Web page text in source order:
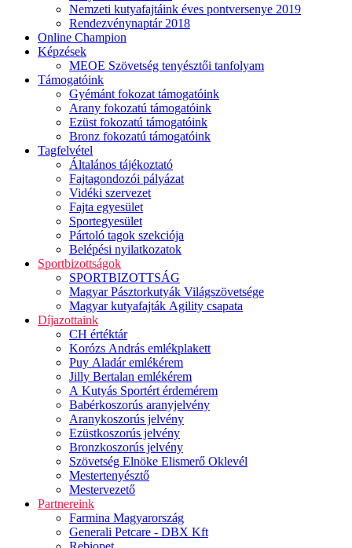
Nemzeti kutyafajtáink éves pontversenye 2019
Rendezvénynaptár 2018
Online Champion
Képzések
MEOE Szövetség tenyésztői tanfolyam
Támogatóink
Gyémánt fokozat támogatóink
Arany fokozatú támogatóink
Ezüst fokozatú támogatóink
Bronz fokozatú támogatóink
Tagfelvétel
Általános tájékoztató
Fajtagondozói pályázat
Vidéki szervezet
Fajta egyesület
Sportegyesület
Pártoló tagok szekciója
Belépési nyilatkozatok
Sportbizottságok
SPORTBIZOTTSÁG
Magyar Pásztorkutyák Világszövetsége
Magyar kutyafajták Agility csapata
Díjazottaink
CH értéktár
Korózs András emlékplakett
Puy Aladár emlékérem
Jilly Bertalan emlékérem
A Kutyás Sportért érdemérem
Babérkoszorús aranyjelvény
Aranykoszorús jelvény
Ezüstkoszorús jelvény
Bronzkoszorús jelvény
Szövetség Elnöke Elismerő Oklevél
Mestertenyésztő
Mestervezető
Partnereink
Farmina Magyarország
Generali Petcare - DBX Kft